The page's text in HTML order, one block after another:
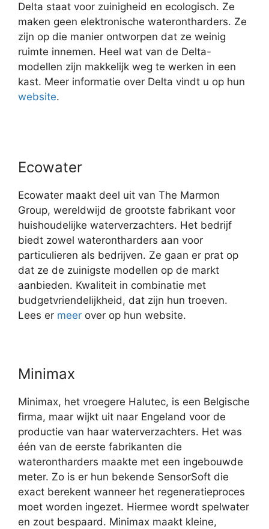
Delta staat voor zuinigheid en ecologisch. Ze
maken geen elektronische waterontharders. Ze
zijn op die manier ontworpen dat ze weinig
ruimte innemen. Heel wat van de Delta-
modellen zijn makkelijk weg te werken in een
kast. Meer informatie over Delta vindt u op hun
website.
Ecowater
Ecowater maakt deel uit van The Marmon
Group, wereldwijd de grootste fabrikant voor
huishoudelijke waterverzachters. Het bedrijf
biedt zowel waterontharders aan voor
particulieren als bedrijven. Ze gaan er prat op
dat ze de zuinigste modellen op de markt
aanbieden. Kwaliteit in combinatie met
budgetvriendelijkheid, dat zijn hun troeven.
Lees er meer over op hun website.
Minimax
Minimax, het vroegere Halutec, is een Belgische
firma, maar wijkt uit naar Engeland voor de
productie van haar waterverzachters. Het was
één van de eerste fabrikanten die
waterontharders maakte met een ingebouwde
meter. Zo is er hun bekende SensorSoft die
exact berekent wanneer het regeneratieproces
moet worden ingezet. Hiermee wordt spelwater
en zout bespaard. Minimax maakt kleine,